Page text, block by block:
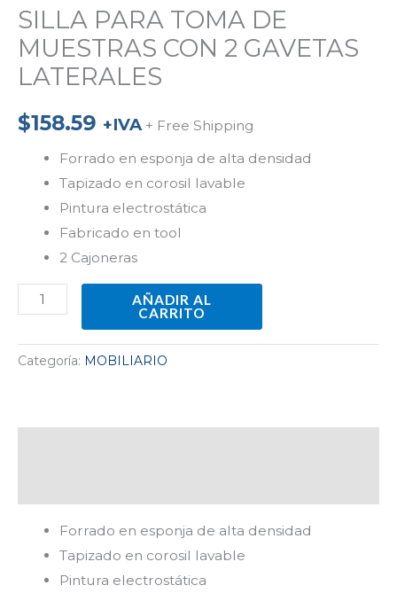
SILLA PARA TOMA DE
MUESTRAS CON 2 GAVETAS
LATERALES
$158.59 +IVA + Free Shipping
Forrado en esponja de alta densidad
Tapizado en corosil lavable
Pintura electrostática
Fabricado en tool
2 Cajoneras
AÑADIR AL
CARRITO
Categoría: MOBILIARIO
Forrado en esponja de alta densidad
Tapizado en corosil lavable
Pintura electrostática